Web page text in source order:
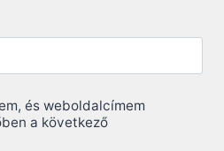
és weboldalcímem
a következő